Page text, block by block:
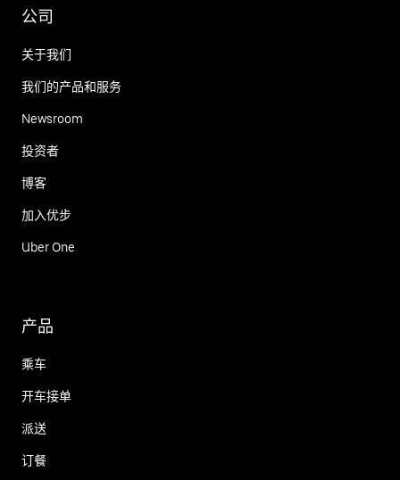
公司
关于我们
我们的产品和服务
Newsroom
投资者
博客
加入优步
Uber One
产品
乘车
开车接单
派送
订餐